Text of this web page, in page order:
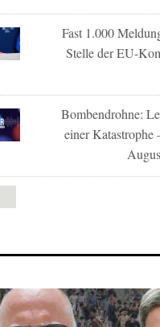
Fast 1.000
Stelle der EU-
Bombendrohne:
einer Katastrophe